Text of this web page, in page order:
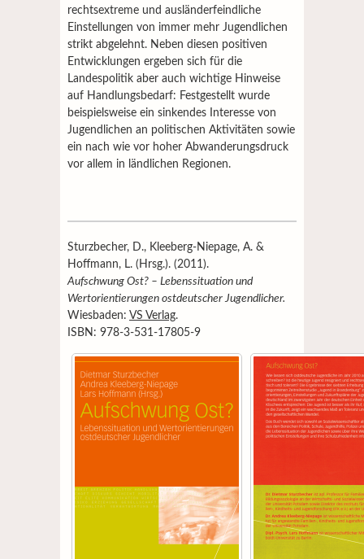
rechtsextreme und ausländerfeindliche
Einstellungen von immer mehr Jugendlichen
strikt abgelehnt. Neben diesen positiven
Entwicklungen ergeben sich für die
Landespolitik aber auch wichtige Hinweise
auf Handlungsbedarf: Festgestellt wurde
beispielsweise ein sinkendes Interesse von
Jugendlichen an politischen Aktivitäten sowie
ein nach wie vor hoher Abwanderungsdruck
vor allem in ländlichen Regionen.
Sturzbecher, D., Kleeberg-Niepage, A. &
Hoffmann, L. (Hrsg.). (2011).
Aufschwung Ost? – Lebenssituation und
Wertorientierungen ostdeutscher Jugendlicher.
Wiesbaden: VS Verlag.
ISBN: 978-3-531-17805-9